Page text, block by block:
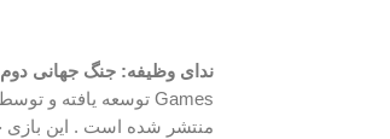
ندای وظیفه: جنگ جهانی دوم
Games توسعه یافته و توسط Activision برای
منتشر شده است . این بازی